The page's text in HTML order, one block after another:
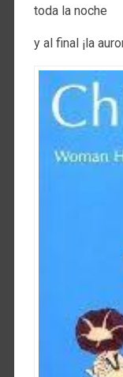
toda la noche
y al final ¡la